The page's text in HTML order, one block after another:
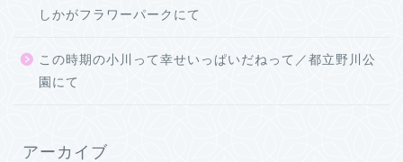
しかがフラワーパークにて
この時期の小川って幸せいっぱいだねって／都立野川公
園にて
アーカイブ